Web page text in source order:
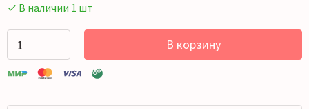
✓ В наличии 1 шт
В корзину